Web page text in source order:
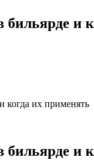
бильярде и
когда их применять
бильярде и